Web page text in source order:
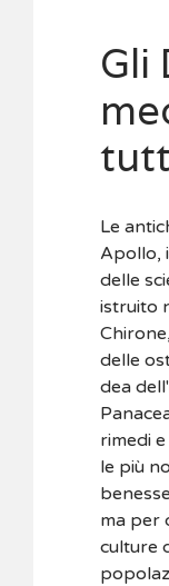
Gli
Le
Apollo,
delle
istruito
delle
dea
rimedi
le più
ma per
culture